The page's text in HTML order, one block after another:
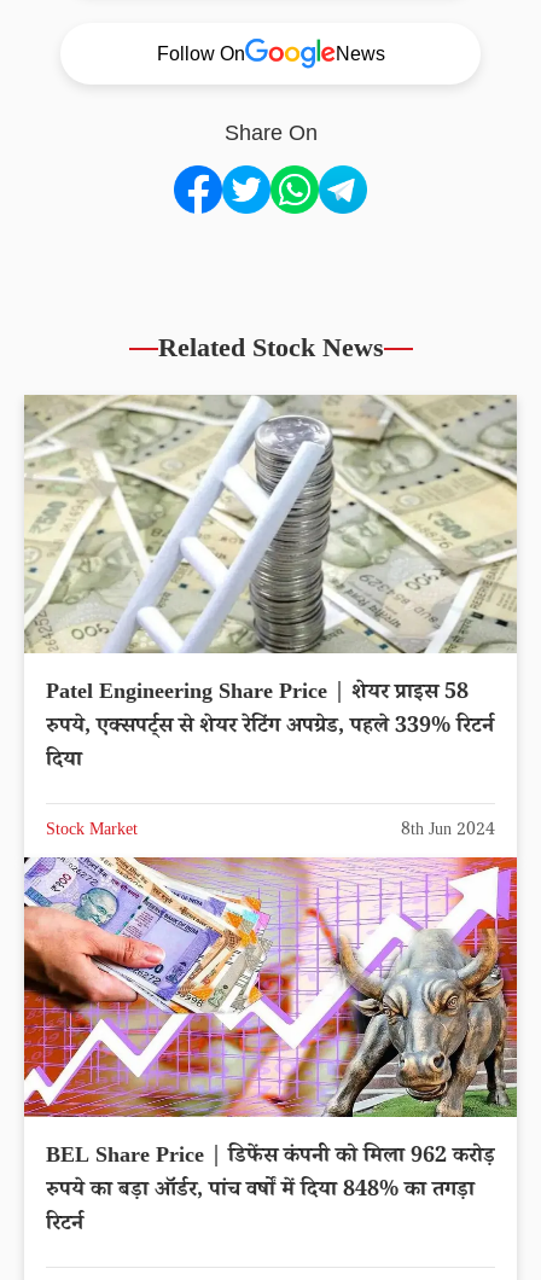
Follow On News
Share On
Related Stock News
Patel Engineering Share Price | शेयर प्राइस 58
रुपये, एक्सपर्ट्स से शेयर रेटिंग अपग्रेड, पहले 339% रिटर्न
दिया
Stock Market 8th Jun 2024
BEL Share Price | डिफेंस कंपनी को मिला 962 करोड़
रुपये का बड़ा ऑर्डर, पांच वर्षों में दिया 848% का तगड़ा
रिटर्न